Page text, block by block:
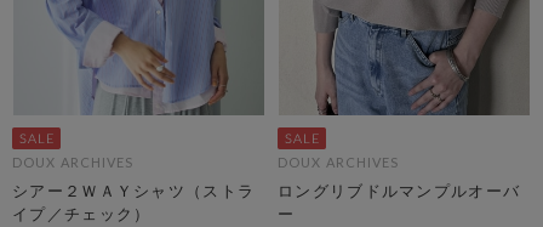
DOUX ARCHIVES
シアー２ＷＡＹシャツ（ストラ
イプ／チェック）
DOUX ARCHIVES
ロングリブドルマンプルオーバ
ー